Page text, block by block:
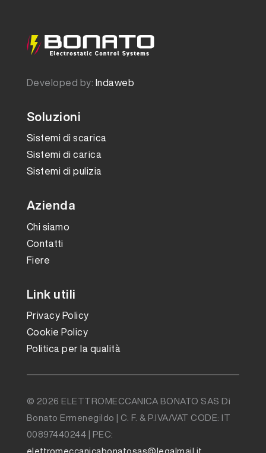
Developed by: Indaweb
Soluzioni
Sistemi di scarica
Sistemi di carica
Sistemi di pulizia
Azienda
Chi siamo
Contatti
Fiere
Link utili
Privacy Policy
Cookie Policy
Politica per la qualità
© 2026 ELETTROMECCANICA BONATO SAS Di
Bonato Ermenegildo | C. F. & P.IVA/VAT CODE: IT
00897440244 | PEC:
elettromeccanicabonatosas@legalmail.it